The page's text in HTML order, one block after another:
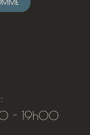
- 19h00